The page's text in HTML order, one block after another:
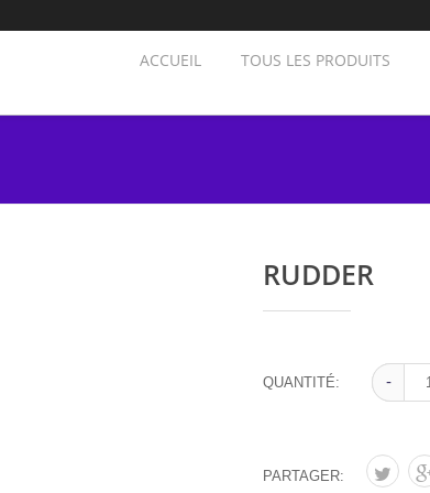
ACCUEIL TOUS LES PRODUITS
RUDDER
QUANTITÉ: -
-
PARTAGER: